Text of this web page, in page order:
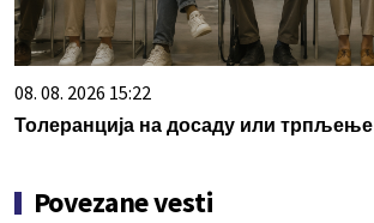
08. 08. 2026 15:22
Толеранција на досаду или трпљење
Povezane vesti